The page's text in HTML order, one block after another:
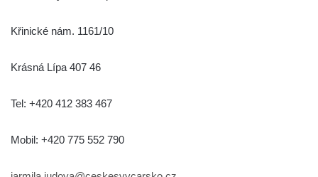
Křinické nám. 1161/10
Krásná Lípa 407 46
Tel: +420 412 383 467
Mobil: +420 775 552 790